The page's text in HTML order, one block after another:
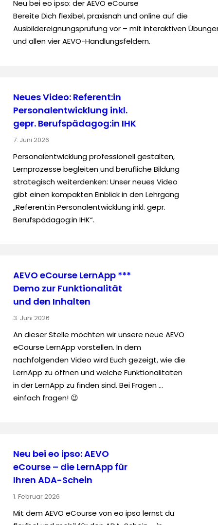
Neu bei eo ipso: der AEVO eCourse
Bereite Dich flexibel, praxisnah und online auf die
Ausbildereignungsprüfung vor – mit interaktiven
und allen vier AEVO-Handlungsfeldern.
Neues Video: Referent:in
Personalentwicklung inkl.
gepr. Berufspädagog:in IHK
7. Juni 2026
Personalentwicklung professionell gestalten,
Lernprozesse begleiten und berufliche Bildung
strategisch weiterdenken: Unser neues Video
gibt einen kompakten Einblick in den Lehrgang
„Referent:in Personalentwicklung inkl. gepr.
Berufspädagog:in IHK“.
AEVO eCourse LernApp ***
Demo zur Funktionalität
und den Inhalten
3. Juni 2026
An dieser Stelle möchten wir unsere neue AEVO
eCourse LernApp vorstellen. In dem
nachfolgenden Video wird Euch gezeigt, wie die
LernApp zu öffnen und welche Funktionalitäten
in der LernApp zu finden sind. Bei Fragen …
einfach fragen! 😉
Neu bei eo ipso: AEVO
eCourse – die LernApp für
Ihren ADA-Schein
1. Februar 2026
Mit dem AEVO eCourse von eo ipso lernst du